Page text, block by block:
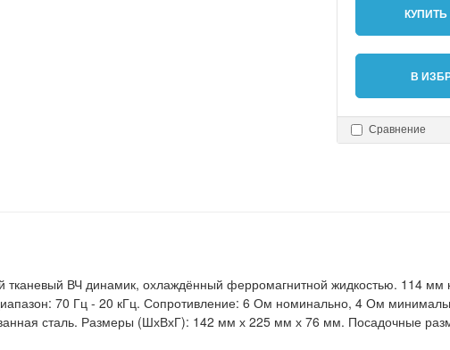
КУПИТЬ
В
Сравнение
ВЧ динамик, охлаждённый ферромагнитной жидкостью. 114 мм
70 Гц - 20 кГц. Сопротивление: 6 Ом номинально, 4 Ом
сталь. Размеры (ШхВхГ): 142 мм х 225 мм х 76 мм. Посадочные